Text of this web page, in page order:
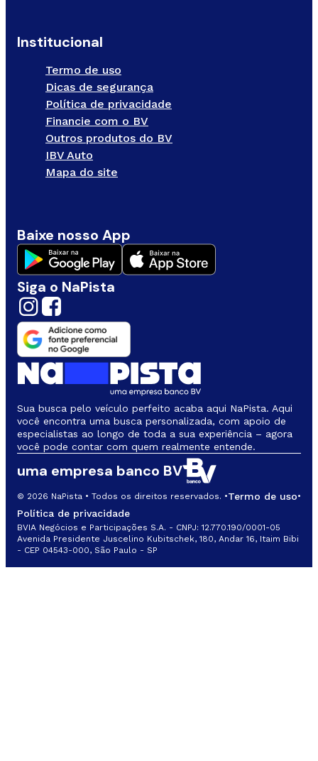
Institucional
Termo de uso
Dicas de segurança
Política de privacidade
Financie com o BV
Outros produtos do BV
IBV Auto
Mapa do site
Baixe nosso App
Siga o NaPista
Sua busca pelo veículo perfeito acaba aqui NaPista. Aqui
você encontra uma busca personalizada, com apoio de
especialistas ao longo de toda a sua experiência – agora
você pode contar com quem realmente entende.
© 2026 NaPista • Todos os direitos reservados. •Termo de uso•
Política de privacidade
BVIA Negócios e Participações S.A. - CNPJ: 12.770.190/0001-05
Avenida Presidente Juscelino Kubitschek, 180, Andar 16, Itaim Bibi
- CEP 04543-000, São Paulo - SP
uma empresa banco BV